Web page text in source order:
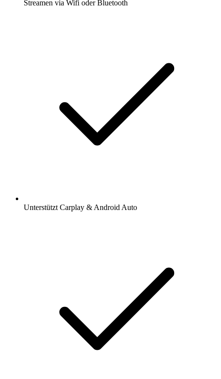
Streamen via Wifi oder Bluetooth
Unterstützt Carplay & Android Auto